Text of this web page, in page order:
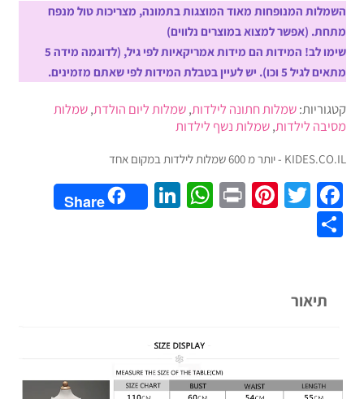
כלה
לילדות
מעולם
אחר
משגע
ומושקעת
במיוחד
השמלות המנופחות מאוד המוצגות בתמונה, מצריכות טול מנפח
מתחת. (אפשר למצוא במוצרים נלווים)
שימו לב! המידות הם מידות אמריקאיות לפי גיל, (לדוגמה מידה 5
מתאים לגיל 5 וכו). יש לעיין בטבלת המידות לפי שאתם מזמינים.
קטגוריות:שמלות חתונה לילדות,שמלות ליום הולדת,שמלות
מסיבה לילדות,שמלות נשף לילדות
KIDES.CO.IL - יותר מ 600 שמלות לילדות במקום אחד
Facebook
Twitter
Pinterest
Print
WhatsApp
LinkedIn
Share
תיאור